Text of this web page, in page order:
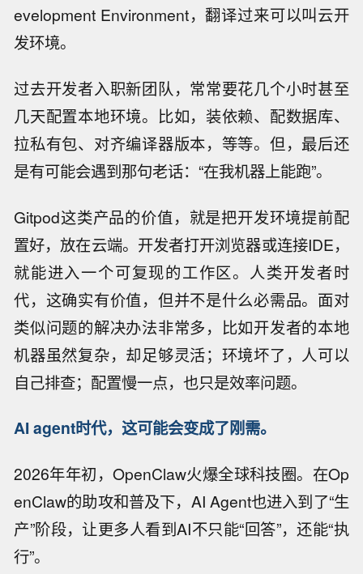
evelopment Environment，翻译过来可以叫云开
发环境。
过去开发者入职新团队，常常要花几个小时甚至
几天配置本地环境。比如，装依赖、配数据库、
拉私有包、对齐编译器版本，等等。但，最后还
是有可能会遇到那句老话：“在我机器上能跑”。
Gitpod这类产品的价值，就是把开发环境提前配
置好，放在云端。开发者打开浏览器或连接IDE，
就能进入一个可复现的工作区。人类开发者时
代，这确实有价值，但并不是什么必需品。面对
类似问题的解决办法非常多，比如开发者的本地
机器虽然复杂，却足够灵活；环境坏了，人可以
自己排查；配置慢一点，也只是效率问题。
AI agent时代，这可能会变成了刚需。
2026年年初，OpenClaw火爆全球科技圈。在Op
enClaw的助攻和普及下，AI Agent也进入到了“生
产”阶段，让更多人看到AI不只能“回答”，还能“执
行”。